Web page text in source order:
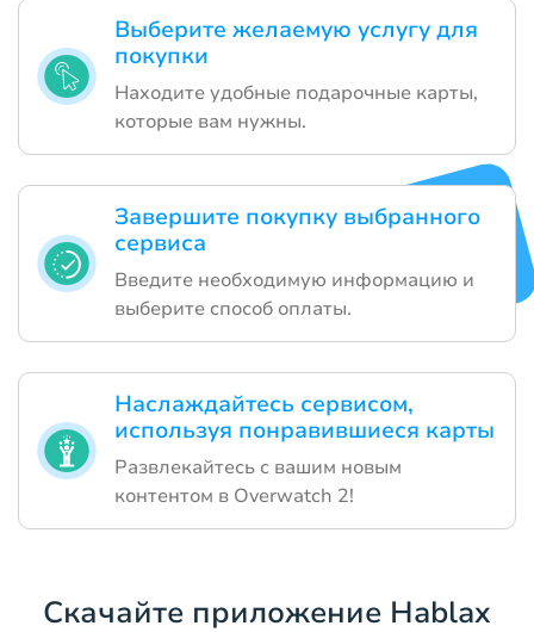
Выберите желаемую услугу для
покупки
Находите удобные подарочные карты,
которые вам нужны.
Завершите покупку выбранного
сервиса
Введите необходимую информацию и
выберите способ оплаты.
Наслаждайтесь сервисом,
используя понравившиеся карты
Развлекайтесь с вашим новым
контентом в Overwatch 2!
Скачайте приложение Hablax